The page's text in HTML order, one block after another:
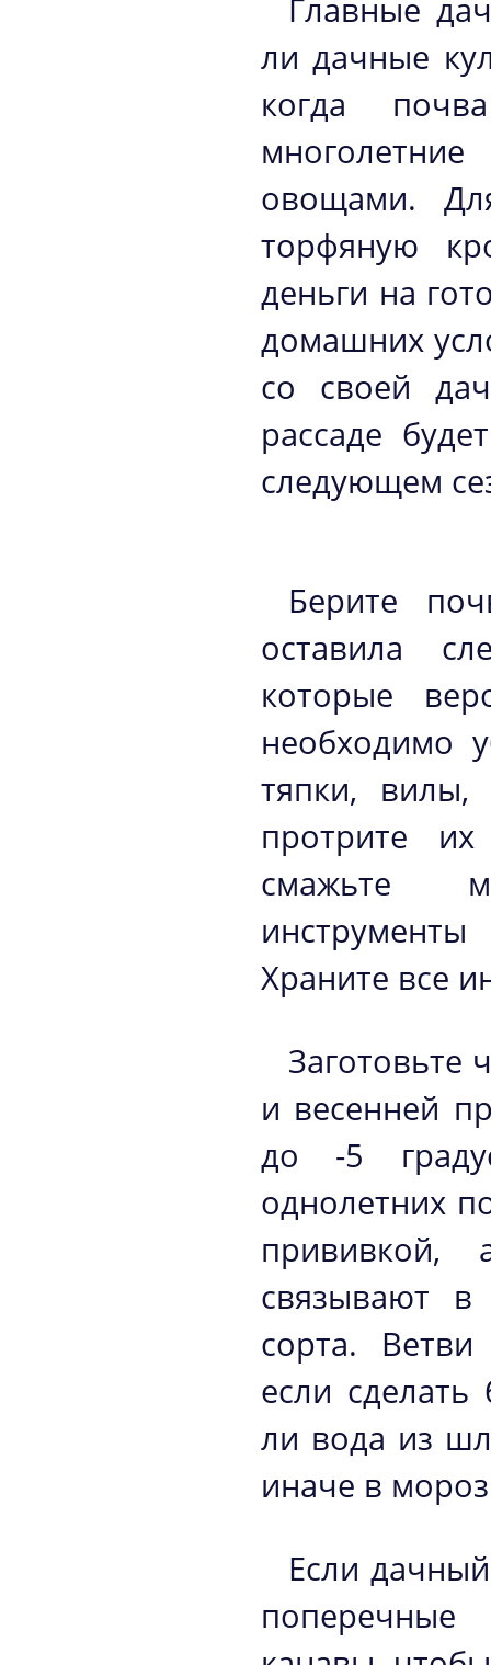
Главные
ли дачные
когда
овощами.
торфяную
деньги на
домашних
со своей
рассаде
следующем
Берите
оставила
которые
необходимо
тяпки, вилы,
протрите
смажьте
Храните все
Заготовьте
и весенней
до -5
однолетних
прививкой,
связывают
сорта.
если
ли вода из
иначе в
Если
поперечные